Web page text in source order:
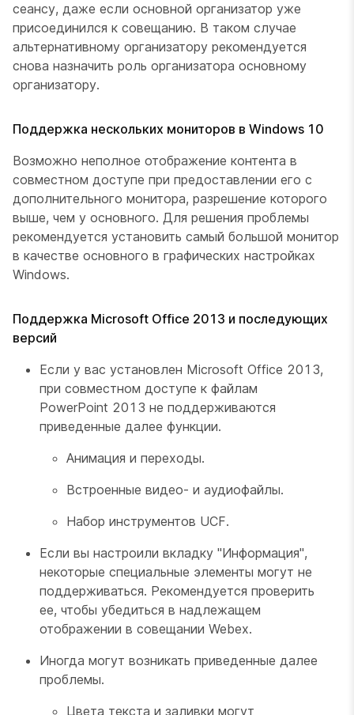
сеансу, даже если основной организатор уже
присоединился к совещанию. В таком случае
альтернативному организатору рекомендуется
снова назначить роль организатора основному
организатору.
Поддержка нескольких мониторов в Windows 10
Возможно неполное отображение контента в
совместном доступе при предоставлении его с
дополнительного монитора, разрешение которого
выше, чем у основного. Для решения проблемы
рекомендуется установить самый большой монитор
в качестве основного в графических настройках
Windows.
Поддержка Microsoft Office 2013 и последующих
версий
Если у вас установлен Microsoft Office 2013,
при совместном доступе к файлам
PowerPoint 2013 не поддерживаются
приведенные далее функции.
Анимация и переходы.
Встроенные видео- и аудиофайлы.
Набор инструментов UCF.
Если вы настроили вкладку "Информация",
некоторые специальные элементы могут не
поддерживаться. Рекомендуется проверить
ее, чтобы убедиться в надлежащем
отображении в совещании Webex.
Иногда могут возникать приведенные далее
проблемы.
Цвета текста и заливки могут